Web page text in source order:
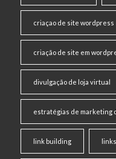
criaçao de site wordpress
criação de site em
divulgação de loja virtual
estratégias de marketing
link building